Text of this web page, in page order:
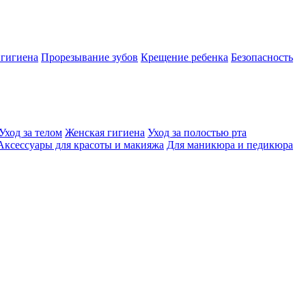
Прорезывание зубов Крещение ребенка Безопасность
за телом Женская гигиена Уход за полостью рта
для красоты и макияжа Для маникюра и педикюра